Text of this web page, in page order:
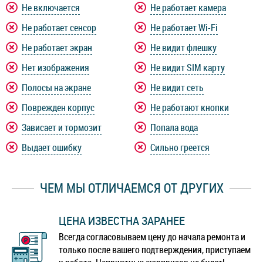
Не включается
Не работает сенсор
Не работает экран
Нет изображения
Полосы на экране
Поврежден корпус
Зависает и тормозит
Выдает ошибку
Не работает камера
Не работает Wi-Fi
Не видит флешку
Не видит SIM карту
Не видит сеть
Не работают кнопки
Попала вода
Сильно греется
ЧЕМ МЫ ОТЛИЧАЕМСЯ ОТ ДРУГИХ
ЦЕНА ИЗВЕСТНА ЗАРАНЕЕ
Всегда согласовываем цену до начала ремонта и
только после вашего подтверждения, приступаем